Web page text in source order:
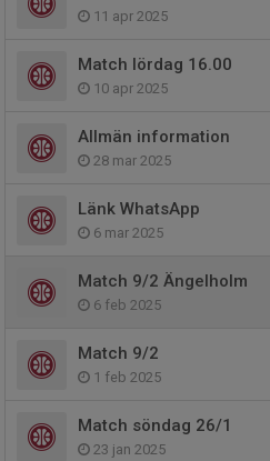
11 apr 2025
Match lördag 16.00
10 apr 2025
Allmän information
28 mar 2025
Länk WhatsApp
6 mar 2025
Match 9/2 Ängelholm
6 feb 2025
Match 9/2
1 feb 2025
Match söndag 26/1
23 jan 2025